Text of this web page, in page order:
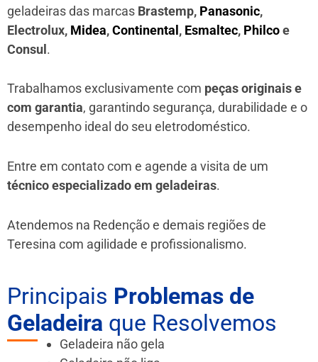
geladeiras das marcas Brastemp, Panasonic,
Electrolux, Midea,Continental, Esmaltec, Philcoe
Consul.
Trabalhamos exclusivamente com peças originais e
com garantia, garantindo segurança, durabilidade e o
desempenho ideal do seu eletrodoméstico.
Entre em contato com e agende a visita de um
técnico especializado em geladeiras.
Atendemos na Redenção e demais regiões de
Teresina com agilidade e profissionalismo.
Principais Problemas de
Geladeira que Resolvemos
Geladeira não gela